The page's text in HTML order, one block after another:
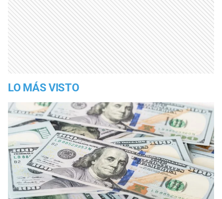
LO MÁS VISTO